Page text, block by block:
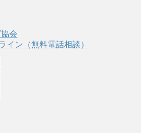
会
イン（無料電話相談）